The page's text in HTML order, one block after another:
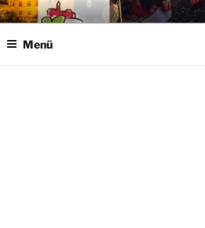
IM REGIERUNGSBEZIRK
Menü